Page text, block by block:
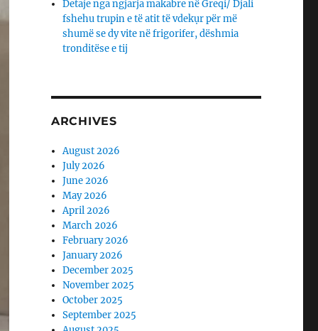
Detaje nga ngjarja makabre në Greqi/ Djali
fshehu trupin e të atit të vdekụr për më
shumë se dy vite në frigorifer, dëshmia
tronditëse e tij
ARCHIVES
August 2026
July 2026
June 2026
May 2026
April 2026
March 2026
February 2026
January 2026
December 2025
November 2025
October 2025
September 2025